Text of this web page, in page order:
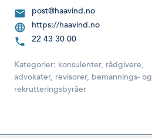
post@haavind.no
https://haavind.no
22 43 30 00
Kategorier: konsulenter, rådgivere,
advokater, revisorer, bemannings- og
rekrutteringsbyråer